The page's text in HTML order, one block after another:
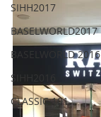
SIHH2017
BASELWORLD2017
BASELWORLD 2016
SIHH2016
CLASSIC 101